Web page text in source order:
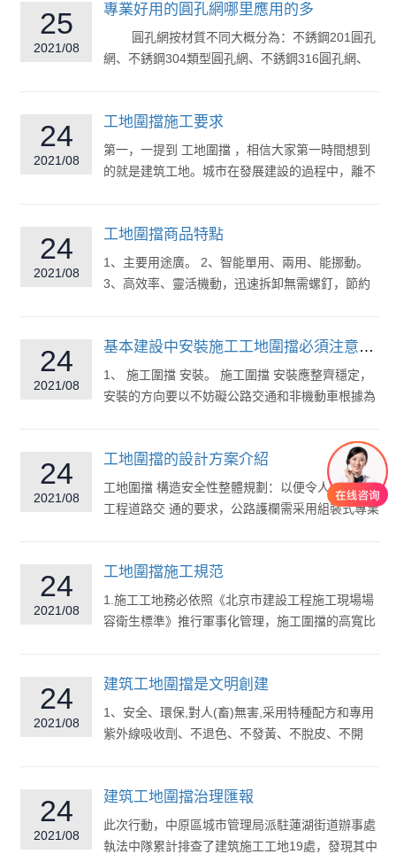
25
2021/08
專業好用的圓孔網哪里應用的多
圓孔網按材質不同大概分為：不銹鋼201圓孔
網、不銹鋼304類型圓孔網、不銹鋼316圓孔網、
24
2021/08
工地圍擋施工要求
第一，一提到 工地圍擋 ，相信大家第一時間想到
的就是建筑工地。城市在發展建設的過程中，離不
24
2021/08
工地圍擋商品特點
1、主要用途廣。 2、智能單用、兩用、能挪動。
3、高效率、靈活機動，迅速拆卸無需螺釘，節約
24
2021/08
基本建設中安裝施工工地圍擋必須注意什么?
1、 施工圍擋 安裝。 施工圍擋 安裝應整齊穩定，
安裝的方向要以不妨礙公路交通和非機動車根據為
24
2021/08
工地圍擋的設計方案介紹
工地圍擋 構造安全性整體規劃：以便令人滿意市政
工程道路交 通的要求，公路護欄需采用組裝式專業
24
2021/08
工地圍擋施工規范
1.施工工地務必依照《北京市建設工程施工現場場
容衛生標準》推行軍事化管理，施工圍擋的高寬比
24
2021/08
建筑工地圍擋是文明創建
1、安全、環保,對人(畜)無害,采用特種配方和專用
紫外線吸收劑、不退色、不發黃、不脫皮、不開
24
2021/08
建筑工地圍擋治理匯報
此次行動，中原區城市管理局派駐蓮湖街道辦事處
執法中隊累計排查了建筑施工工地19處，發現其中